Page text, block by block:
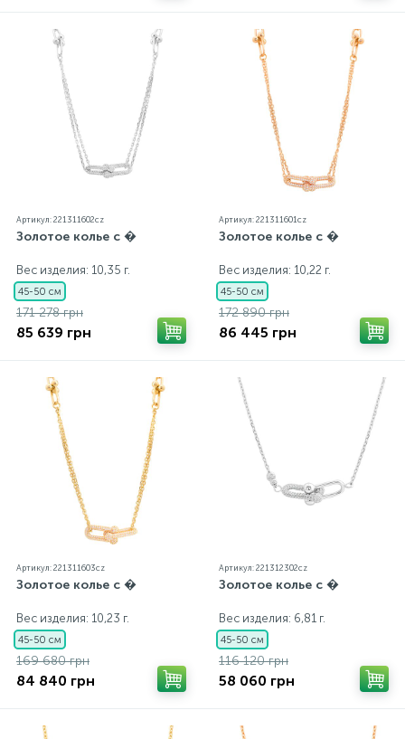
Артикул: 221311602cz
Золотое колье с �
Вес изделия: 10,35 г.
45-50 см
171 278 грн
85 639 грн
Артикул: 221311601cz
Золотое колье с �
Вес изделия: 10,22 г.
45-50 см
172 890 грн
86 445 грн
Артикул: 221311603cz
Золотое колье с �
Вес изделия: 10,23 г.
45-50 см
169 680 грн
84 840 грн
Артикул: 221312302cz
Золотое колье с �
Вес изделия: 6,81 г.
45-50 см
116 120 грн
58 060 грн